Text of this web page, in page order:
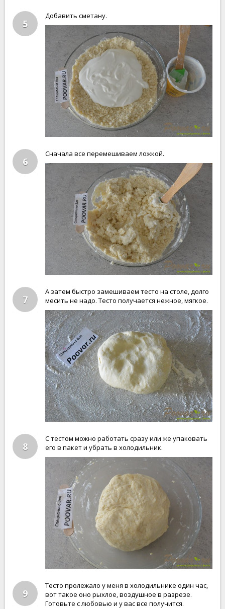
5
Добавить сметану.
6
Сначала все перемешиваем ложкой.
7
А затем быстро замешиваем тесто на столе, долго
месить не надо. Тесто получается нежное, мягкое.
8
С тестом можно работать сразу или же упаковать
его в пакет и убрать в холодильник.
9
Тесто пролежало у меня в холодильнике один час,
вот такое оно рыхлое, воздушное в разрезе.
Готовьте с любовью и у вас все получится.